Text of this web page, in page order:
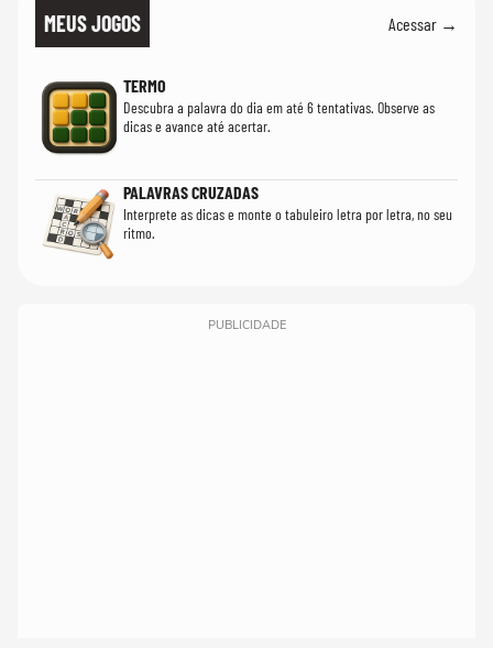
MEUS JOGOS Acessar →
TERMO
Descubra a palavra do dia em até 6 tentativas. Observe as
dicas e avance até acertar.
PALAVRAS CRUZADAS
Interprete as dicas e monte o tabuleiro letra por letra, no seu
ritmo.
PUBLICIDADE